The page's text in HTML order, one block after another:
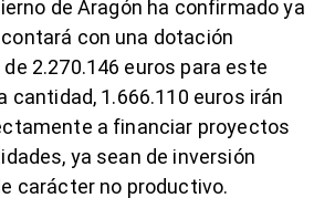
de Aragón ha confirmado ya
con una dotación
2.270.146 euros para este
cantidad, 1.666.110 euros irán
a financiar proyectos
ya sean de inversión
carácter no productivo.